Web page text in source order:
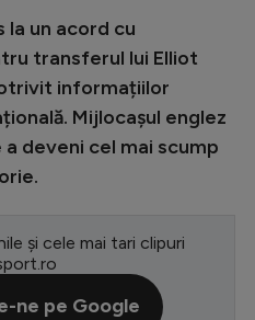
la un acord cu
transferul lui Elliot
informațiilor
Mijlocașul englez
deveni cel mai scump
și cele mai tari clipuri
ne pe Google